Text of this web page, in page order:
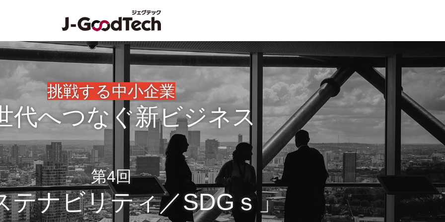
挑戦する中小企業
代へつなぐ新ビジネス
第4回
テナビリティ／SDGｓ」